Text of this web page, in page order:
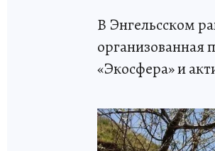
В Энгельсском
«Экосфера» и